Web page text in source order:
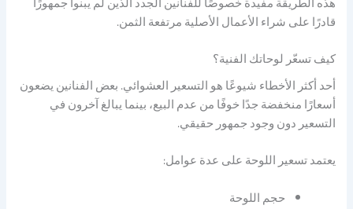
قادرًا على شراء الأعمال الأصلية مرتفعة الثمن.
كيف تسعّر لوحاتك الفنية؟
أحد أكثر الأخطاء شيوعًا هو التسعير العشوائي. بعض الفنانين يضعون
أسعارًا منخفضة جدًا خوفًا من عدم البيع، بينما يبالغ آخرون في
التسعير دون وجود جمهور حقيقي.
يعتمد تسعير اللوحة على عدة عوامل:
حجم اللوحة